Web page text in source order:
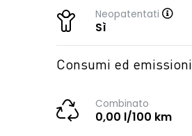
Neopatentati
Sì
Consumi ed emissioni
Combinato
0,00 l/100 km